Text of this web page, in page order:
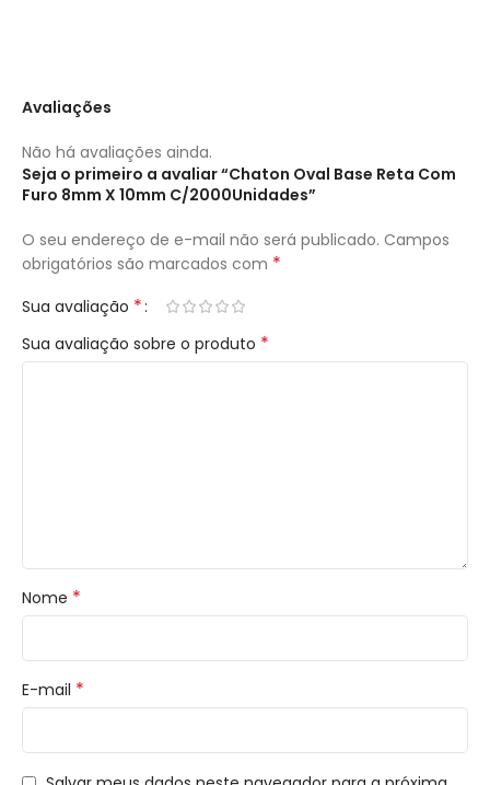
Avaliações
Não há avaliações ainda.
Seja o primeiro a avaliar “Chaton Oval Base Reta Com
Furo 8mm X 10mm C/2000Unidades”
O seu endereço de e-mail não será publicado. Campos
obrigatórios são marcados com *
Sua avaliação *
Sua avaliação sobre o produto *
Nome *
E-mail *